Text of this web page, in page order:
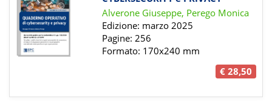
Alverone Giuseppe, Perego Monica
Edizione: marzo 2025
Pagine: 256
Formato: 170x240 mm
€ 28,50